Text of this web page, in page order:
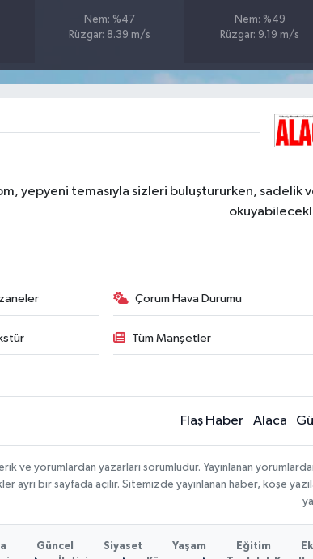
Nem: %47
Rüzgar: 8.39 m/s
Nem: %49
Rüzgar: 9.19 m/s
yepyeni temasıyla sizleri buluştururken, sadelik
Çorum Hava Durumu
Tüm Manşetler
Flaş Haber Alaca
ve yorumlardan yazarları sorumludur. Yayınlanan
ayrı bir sayfada açılır. Sitemizde yayınlanan haber, köşe
Güncel Siyaset Yaşam Eğitim